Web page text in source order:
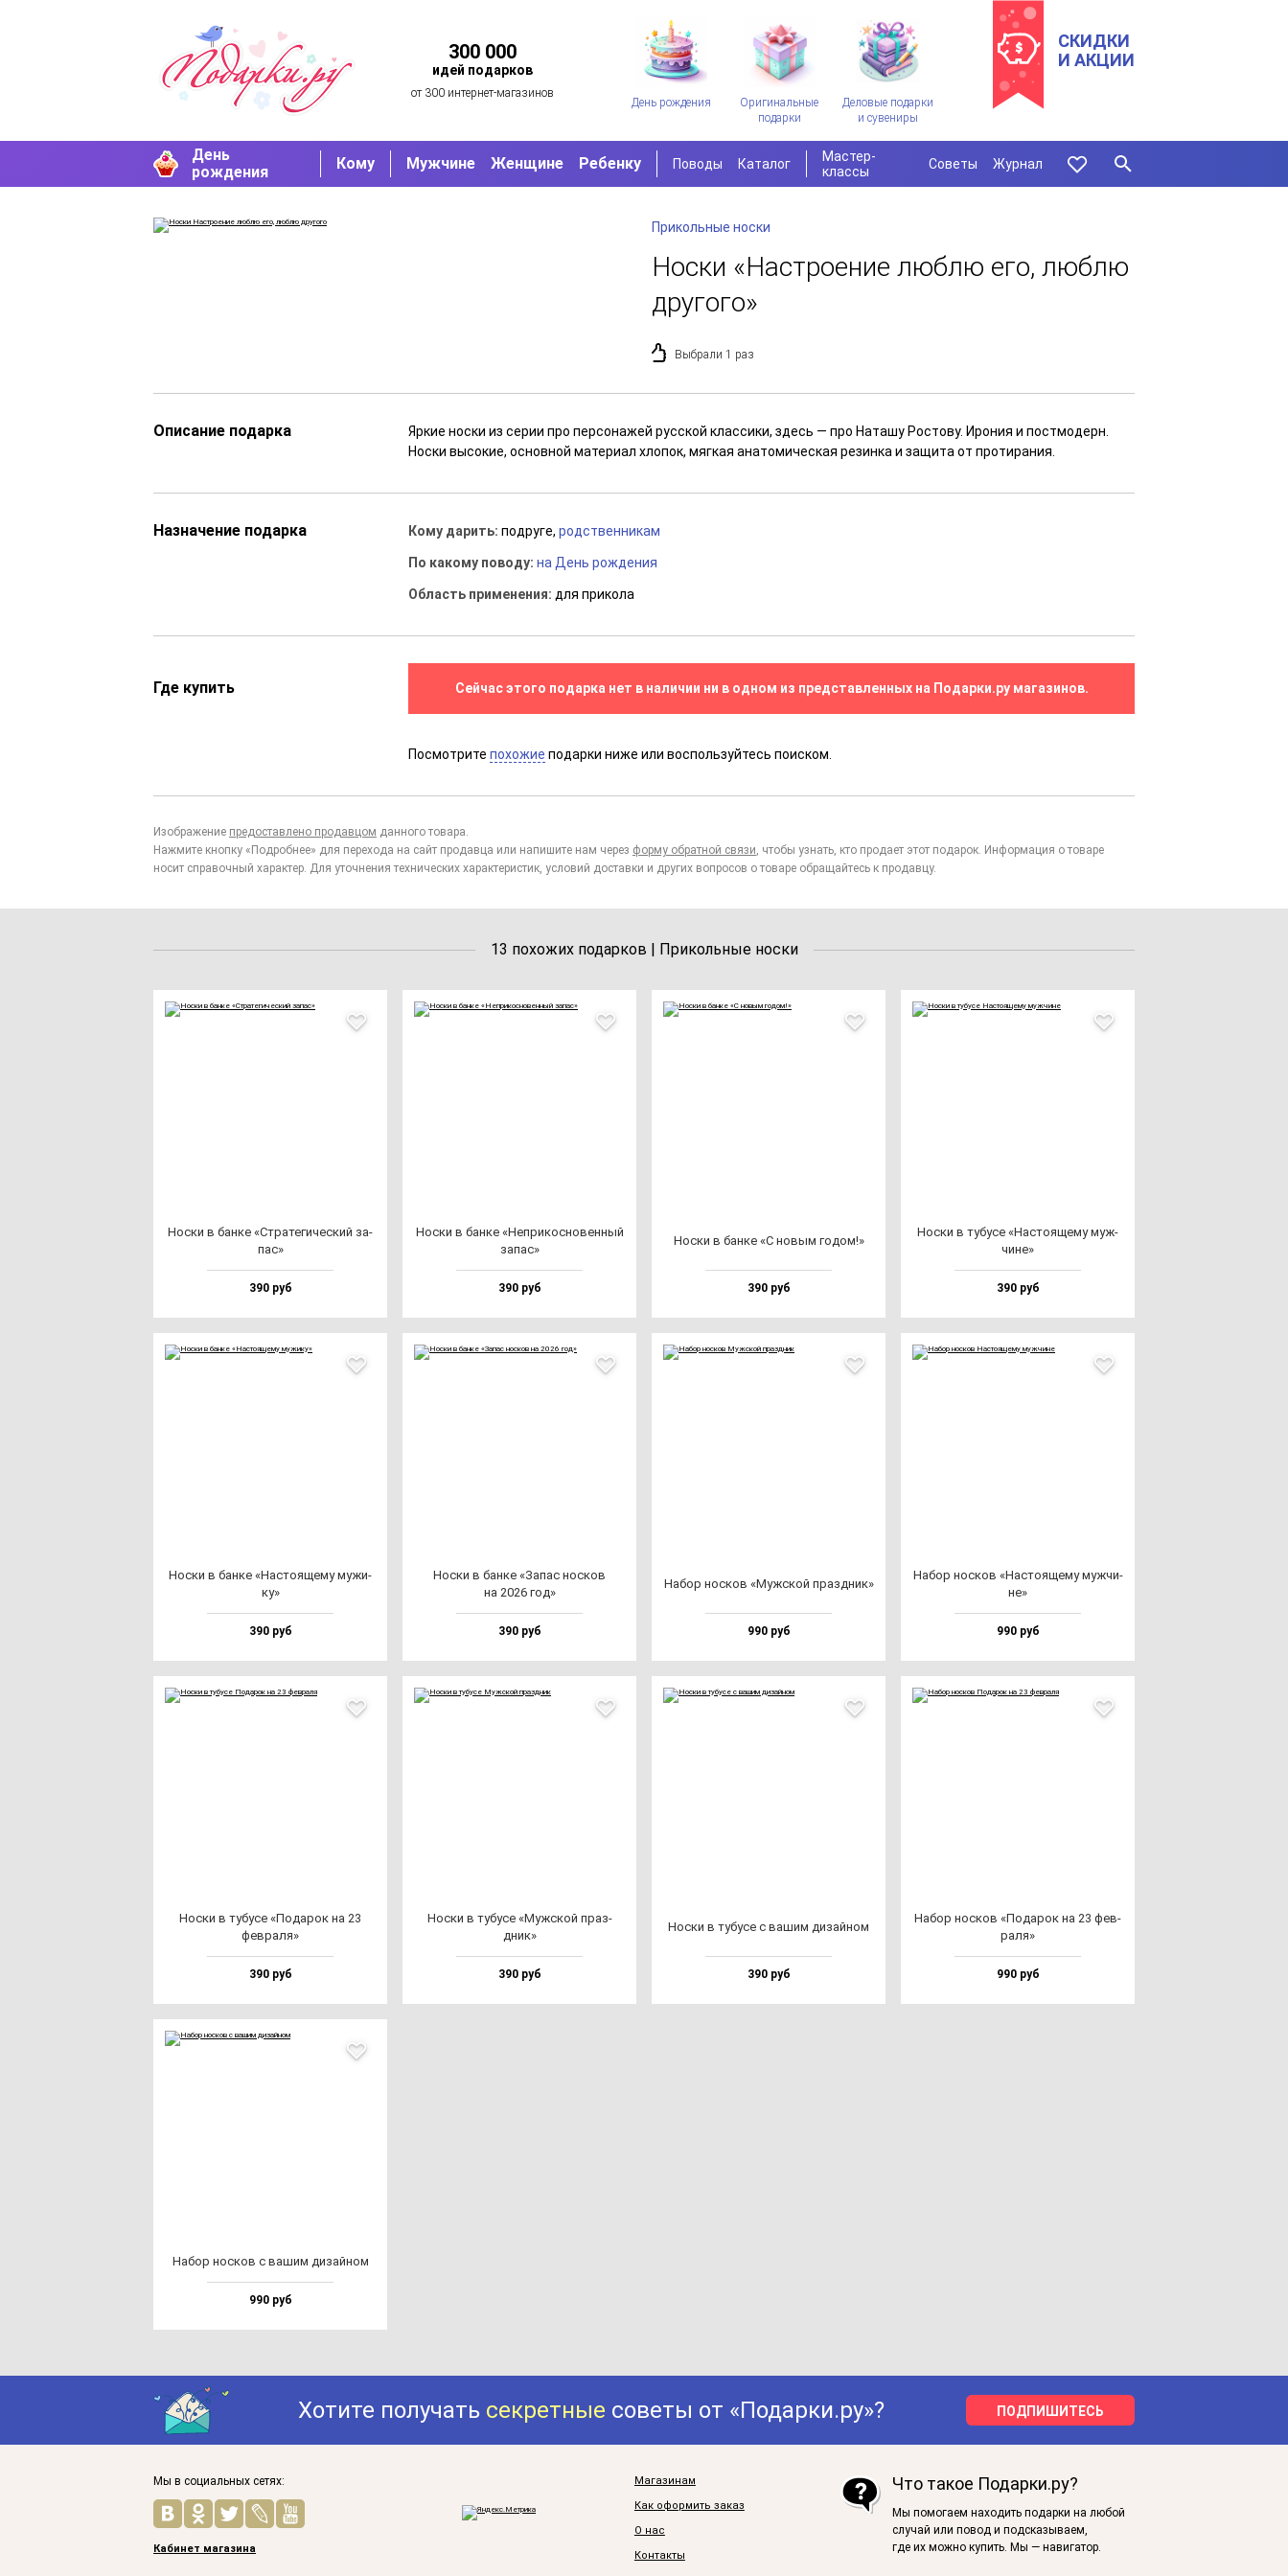
300 000
идей подарков
от 300 интернет-магазинов
День рождения
Оригинальные
подарки
Деловые подарки
и сувениры
СКИДКИ
И АКЦИИ
День
рождения
Кому Мужчине Женщине Ребенку Поводы Каталог
Мастер-
классы
Советы Журнал
Прикольные носки
Носки «Настроение люблю его, люблю
другого»
Выбрали 1 раз
Описание подарка
Яркие носки из серии про персонажей русской классики, здесь — про Наташу Ростову. Ирония и постмодерн.
Носки высокие, основной материал хлопок, мягкая анатомическая резинка и защита от протирания.
Назначение подарка Кому дарить:подруге,родственникам
По какому поводу:на День рождения
Область применения:для прикола
Где купить Сейчас этого подарка нет в наличии ни в одном из представленных на Подарки.ру магазинов.
Посмотритепохожие подарки ниже или воспользуйтесь поиском.
Изображение предоставлено продавцом данного товара.
Нажмите кнопку «Подробнее» для перехода на сайт продавца или напишите нам через форму обратной связи, чтобы узнать, кто продает этот подарок. Информация о товаре
носит справочный характер. Для уточнения технических характеристик, условий доставки и других вопросов о товаре обращайтесь к продавцу.
13 похожих подарков | Прикольные носки
Нос­ки в бан­ке «Стра­те­ги­чес­кий за­
пас»
390 руб
Нос­ки в бан­ке «Неп­ри­кос­но­вен­ный
за­пас»
390 руб
Нос­ки в бан­ке «С но­вым го­дом!»
390 руб
Нос­ки в ту­бу­се «Нас­то­яще­му муж­
чи­не»
390 руб
Нос­ки в бан­ке «Нас­то­яще­му му­жи­
ку»
390 руб
Нос­ки в бан­ке «Запас нос­ков
на 2026 год»
390 руб
Набор нос­ков «Муж­ской праз­дник»
990 руб
Набор нос­ков «Нас­то­яще­му муж­чи­
не»
990 руб
Нос­ки в ту­бу­се «Пода­рок на 23
фев­ра­ля»
390 руб
Нос­ки в ту­бу­се «Муж­ской праз­
дник»
390 руб
Нос­ки в ту­бу­се с ва­шим ди­зай­ном
390 руб
Набор нос­ков «Пода­рок на 23 фев­
ра­ля»
990 руб
Набор нос­ков с ва­шим ди­зай­ном
990 руб
Хотите получать секретные советы от «Подарки.ру»? ПОДПИШИТЕСЬ
Мы в социальных сетях:
Кабинет магазина
Магазинам
Как оформить заказ
О нас
Контакты
Что такое Подарки.ру?
Мы помогаем находить подарки на любой
случай или повод и подсказываем,
где их можно купить. Мы — навигатор.